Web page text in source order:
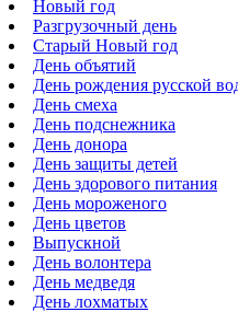
Новый год
Разгрузочный день
Старый Новый год
День объятий
День рождения русской
День смеха
День подснежника
День донора
День защиты детей
День здорового питания
День мороженого
День цветов
Выпускной
День волонтера
День медведя
День лохматых